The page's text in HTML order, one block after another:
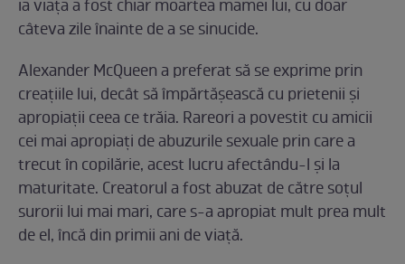
ia viaţa a fost chiar moartea mamei lui, cu doar
câteva zile înainte de a se sinucide.
Alexander McQueen a preferat să se exprime prin
creaţiile lui, decât să împărtăşească cu prietenii şi
apropiaţii ceea ce trăia. Rareori a povestit cu amicii
cei mai apropiaţi de abuzurile sexuale prin care a
trecut în copilărie, acest lucru afectându-l şi la
maturitate. Creatorul a fost abuzat de către soţul
surorii lui mai mari, care s-a apropiat mult prea mult
de el, încă din primii ani de viaţă.